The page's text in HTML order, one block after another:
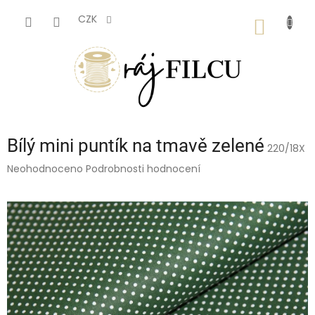
CZK
Bílý mini puntík na tmavě zelené 220/18X
Průměrné
je
0,0
z
5
hvězdiček.
Neohodnoceno Podrobnosti hodnocení